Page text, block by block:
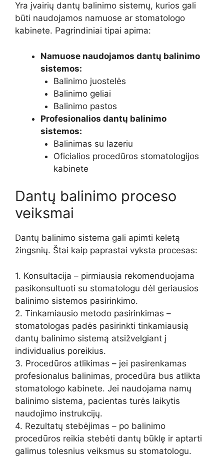
Yra įvairių dantų balinimo sistemų, kurios gali
būti naudojamos namuose ar stomatologo
kabinete. Pagrindiniai tipai apima:
Namuose naudojamos dantų balinimo
sistemos:
Balinimo juostelės
Balinimo geliai
Balinimo pastos
Profesionalios dantų balinimo
sistemos:
Balinimas su lazeriu
Oficialios procedūros stomatologijos
kabinete
Dantų balinimo proceso
veiksmai
Dantų balinimo sistema gali apimti keletą
žingsnių. Štai kaip paprastai vyksta procesas:
1. Konsultacija – pirmiausia rekomenduojama
pasikonsultuoti su stomatologu dėl geriausios
balinimo sistemos pasirinkimo.
2. Tinkamiausio metodo pasirinkimas –
stomatologas padės pasirinkti tinkamiausią
dantų balinimo sistemą atsižvelgiant į
individualius poreikius.
3. Procedūros atlikimas – jei pasirenkamas
profesionalus balinimas, procedūra bus atlikta
stomatologo kabinete. Jei naudojama namų
balinimo sistema, pacientas turės laikytis
naudojimo instrukcijų.
4. Rezultatų stebėjimas – po balinimo
procedūros reikia stebėti dantų būklę ir aptarti
galimus tolesnius veiksmus su stomatologu.